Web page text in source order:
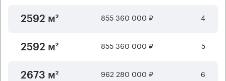
2592 м² 855 360 000 ₽ 4
2592 м² 855 360 000 ₽ 5
2673 м² 962 280 000 ₽ 6